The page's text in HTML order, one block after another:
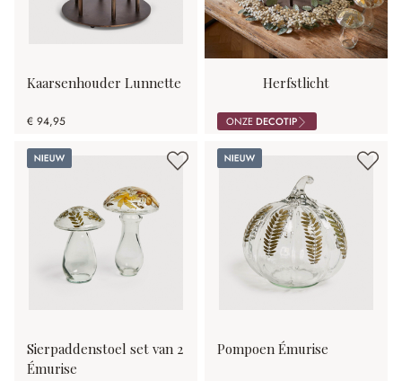
Kaarsenhouder Lunnette
€ 94,95 ONZEDECOTIP
Herfstlicht
Nieuw
Sierpaddenstoel set van 2
Émurise
Nieuw
Pompoen Émurise